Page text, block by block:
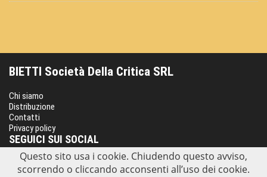
BIETTI Società Della Critica SRL
Chi siamo
Distribuzione
Contatti
Privacy policy
SEGUICI SUI SOCIAL
Questo sito usa i cookie. Chiudendo questo avviso,
scorrendo o cliccando acconsenti all’uso dei cookie.